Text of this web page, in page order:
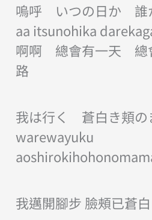
嗚呼 いつの日か 誰
aa itsunohika
啊啊 總會有一天 總
路
我は行く 蒼白き頬の
warewayuku
我邁開腳步 臉頰已蒼